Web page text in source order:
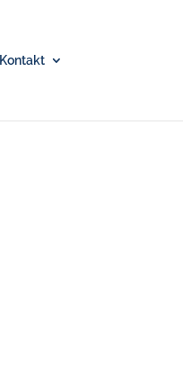
Kontakt